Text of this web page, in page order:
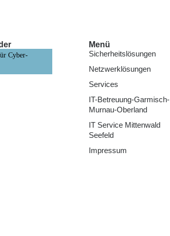
Menü
Sicherheitslösungen
Netzwerklösungen
Services
IT-Betreuung-Garmisch-
Murnau-Oberland
IT Service Mittenwald
Seefeld
Impressum